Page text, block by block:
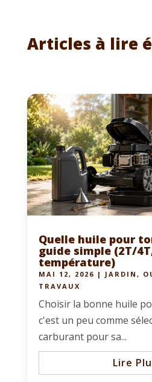
Articles à lire
Quelle huile pour
guide simple (2T/
température)
MAI 12, 2026 | JARDIN ,
TRAVAUX
Choisir la bonne huile
c'est un peu comme
carburant pour sa...
Lire